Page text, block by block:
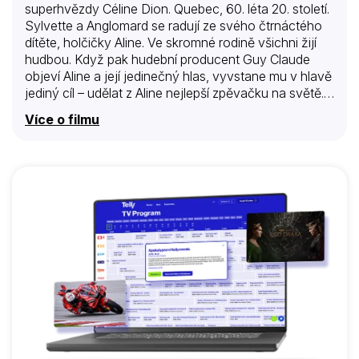
superhvězdy Céline Dion. Quebec, 60. léta 20. století.
Sylvette a Anglomard se radují ze svého čtrnáctého
dítěte, holčičky Aline. Ve skromné rodině všichni žijí
hudbou. Když pak hudební producent Guy Claude
objeví Aline a její jedinečný hlas, vyvstane mu v hlavě
jediný cíl – udělat z Aline nejlepší zpěvačku na světě.
pojí více než přátelské city, se mladá pěvkyně vydává
Více o filmu